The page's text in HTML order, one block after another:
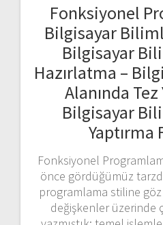
Fonksiyonel
Bilgisayar
Bilgisayar
Hazırlatma –
Alanında Tez
Bilgisayar
Yaptırma
Fonksiyonel
önce gördüğümüz
programlama stiline
değişkenler üzerinde